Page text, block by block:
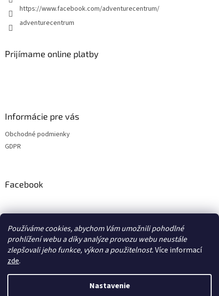
Používáme cookies, abychom Vám umožnili pohodlné
prohlížení webu a díky analýze provozu webu neustále
zlepšovali jeho funkce, výkon a použitelnost.Více informací
zde.
Nastavenie
v
https://www.facebook.com/adventurecentrum/
adventurecentrum
Prijímame online platby
Informácie pre vás
Obchodné podmienky
GDPR
Facebook
transcool.cz